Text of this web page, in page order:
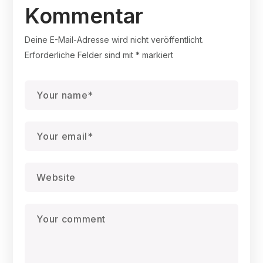
Kommentar
Deine E-Mail-Adresse wird nicht veröffentlicht.
Erforderliche Felder sind mit* markiert